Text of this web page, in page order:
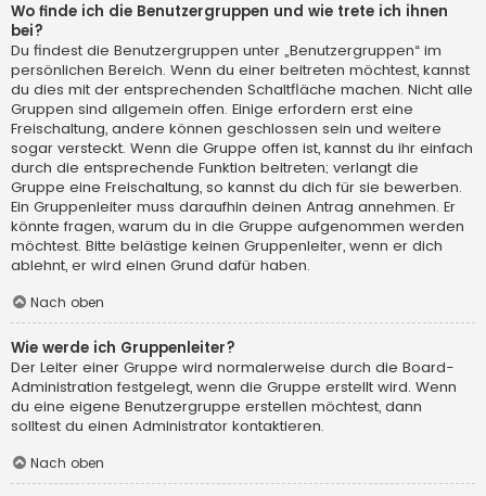
Wo finde ich die Benutzergruppen und wie trete ich ihnen
bei?
Du findest die Benutzergruppen unter „Benutzergruppen“ im
persönlichen Bereich. Wenn du einer beitreten möchtest, kannst
du dies mit der entsprechenden Schaltfläche machen. Nicht alle
Gruppen sind allgemein offen. Einige erfordern erst eine
Freischaltung, andere können geschlossen sein und weitere
sogar versteckt. Wenn die Gruppe offen ist, kannst du ihr einfach
durch die entsprechende Funktion beitreten; verlangt die
Gruppe eine Freischaltung, so kannst du dich für sie bewerben.
Ein Gruppenleiter muss daraufhin deinen Antrag annehmen. Er
könnte fragen, warum du in die Gruppe aufgenommen werden
möchtest. Bitte belästige keinen Gruppenleiter, wenn er dich
ablehnt, er wird einen Grund dafür haben.
Nach oben
Wie werde ich Gruppenleiter?
Der Leiter einer Gruppe wird normalerweise durch die Board-
Administration festgelegt, wenn die Gruppe erstellt wird. Wenn
du eine eigene Benutzergruppe erstellen möchtest, dann
solltest du einen Administrator kontaktieren.
Nach oben